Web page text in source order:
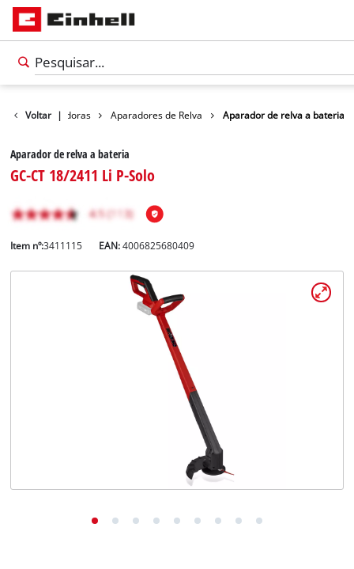
Voltar |
/ motaroçadoras Aparadores de Relva Aparador de relva a bateria
Aparador de relva a bateria
GC-CT 18/2411 Li P-Solo
Item nº:3411115 EAN:4006825680409